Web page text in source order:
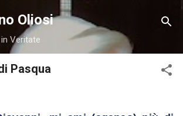
ai contenuti principali
Oliosi
Veritate
Pasqua